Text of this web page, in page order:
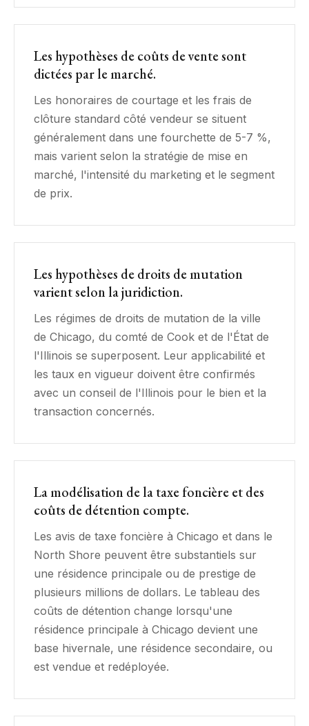
Les hypothèses de coûts de vente sont
dictées par le marché.
Les honoraires de courtage et les frais de
clôture standard côté vendeur se situent
généralement dans une fourchette de 5-7 %,
mais varient selon la stratégie de mise en
marché, l'intensité du marketing et le segment
de prix.
Les hypothèses de droits de mutation
varient selon la juridiction.
Les régimes de droits de mutation de la ville
de Chicago, du comté de Cook et de l'État de
l'Illinois se superposent. Leur applicabilité et
les taux en vigueur doivent être confirmés
avec un conseil de l'Illinois pour le bien et la
transaction concernés.
La modélisation de la taxe foncière et des
coûts de détention compte.
Les avis de taxe foncière à Chicago et dans le
North Shore peuvent être substantiels sur
une résidence principale ou de prestige de
plusieurs millions de dollars. Le tableau des
coûts de détention change lorsqu'une
résidence principale à Chicago devient une
base hivernale, une résidence secondaire, ou
est vendue et redéployée.